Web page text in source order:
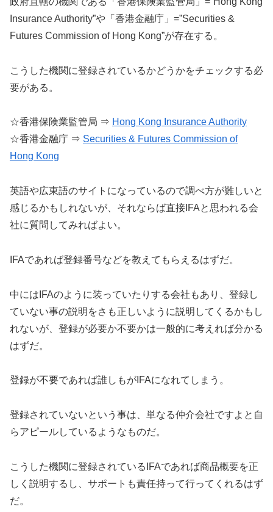
Insurance Authority”や「香港金融庁」=”Securities &
Futures Commission of Hong Kong”が存在する。
こうした機関に登録されているかどうかをチェックする必
要がある。
☆香港保険業監管局 ⇒ Hong Kong Insurance Authority
☆香港金融庁 ⇒ Securities & Futures Commission of
Hong Kong
英語や広東語のサイトになっているので調べ方が難しいと
感じるかもしれないが、それならば直接IFAと思われる会
社に質問してみればよい。
IFAであれば登録番号などを教えてもらえるはずだ。
中にはIFAのように装っていたりする会社もあり、登録し
ていない事の説明をさも正しいように説明してくるかもし
れないが、登録が必要か不要かは一般的に考えれば分かる
はずだ。
登録が不要であれば誰しもがIFAになれてしまう。
登録されていないという事は、単なる仲介会社ですよと自
らアピールしているようなものだ。
こうした機関に登録されているIFAであれば商品概要を正
しく説明するし、サポートも責任持って行ってくれるはず
だ。